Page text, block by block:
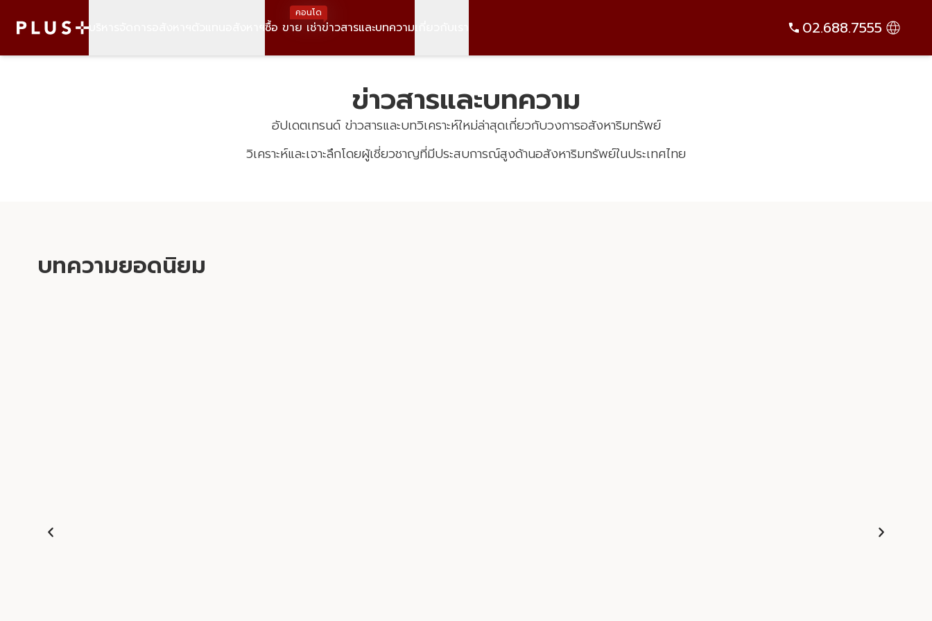
ข่าวสารและบทความ
อัปเดตเทรนด์ ข่าวสารและบทวิเคราะห์ใหม่ล่าสุดเกี่ยวกับวงการอสังหาริมทรัพย์
วิเคราะห์และเจาะลึกโดยผู้เชี่ยวชาญที่มีประสบการณ์สูงด้านอสังหาริมทรัพย์ในประเทศไทย
บทความยอดนิยม